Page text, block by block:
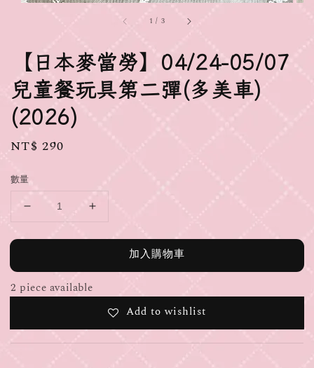
1 / 3
【日本麥當勞】04/24-05/07
兒童餐玩具第二彈(多美車)
(2026)
Regular
NT$ 290
數量
加入購物車
2 piece available
Add to wishlist